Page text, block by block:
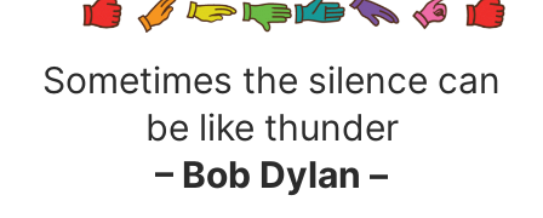
Sometimes the silence can
be like thunder
– Bob Dylan –